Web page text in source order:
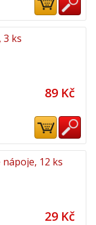
3 ks
89 Kč
12 ks
29 Kč